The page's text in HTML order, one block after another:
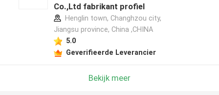
Co.,Ltd fabrikant profiel
Henglin town, Changhzou city,
Jiangsu province, China ,CHINA
5.0
Geverifieerde Leverancier
Bekijk meer